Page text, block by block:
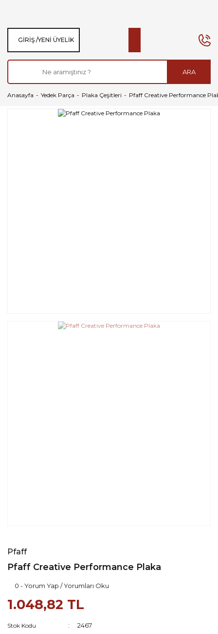
ARA
GIRIŞ /YENI ÜYELIK
Anasayfa Yedek Parça Plaka Çeşitleri Pfaff Creative Performance
Pfaff
Pfaff Creative Performance Plaka
0 - Yorum Yap / Yorumları Oku
1.048,82 TL
Stok Kodu 2467